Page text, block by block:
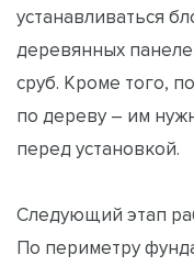
устанавливаться
деревянных
сруб. Кроме того,
по дереву – им
перед установкой.
Следующий этап
По периметру